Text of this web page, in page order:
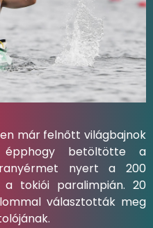
már felnőtt világbajnok
betöltötte a
nyert a 200
a tokiói paralimpián. 20
választották meg